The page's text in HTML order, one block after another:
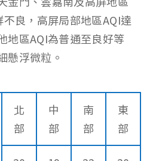
良，高屏局部地區AQI達
地區AQI為普通至良好等
懸浮微粒。
北
部
中
部
南
部
東
部